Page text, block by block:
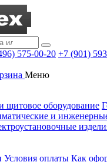
575-00-20 +7 (901)
Меню
щитовое оборудование
и
Условия оплаты Как